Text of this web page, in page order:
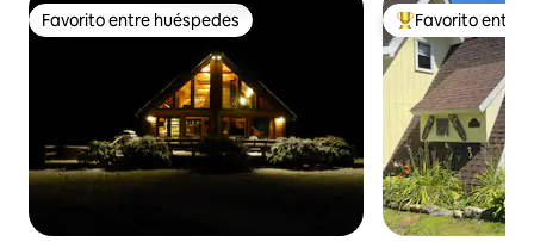
Favorito entre huéspedes
Favorito entre huéspedes De los mejores
Favorito entre